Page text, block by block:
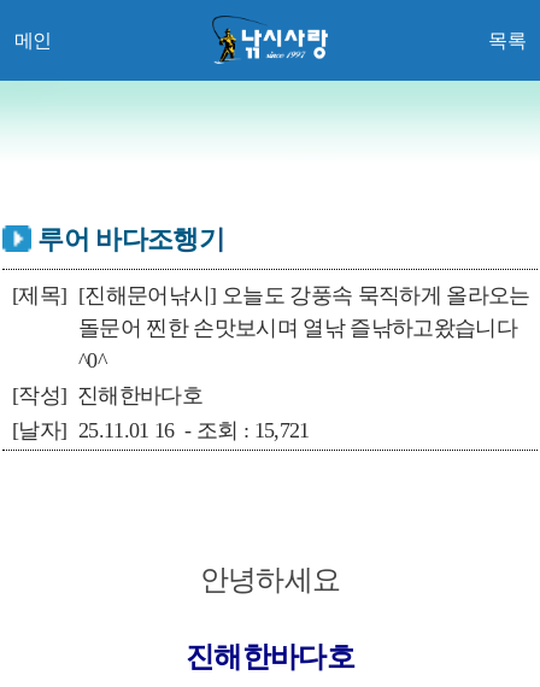
메인 목록
루어 바다조행기
[제목] [진해문어낚시] 오늘도 강풍속 묵직하게 올라오는
돌문어 찐한 손맛보시며 열낚 즐낚하고왔습니다
^0^
[작성] 진해한바다호
[날자] 25.11.01 16 - 조회 : 15,721
안녕하세요
진해한바다호